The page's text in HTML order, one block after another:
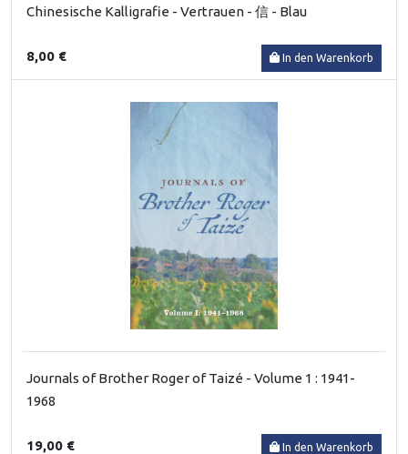
Chinesische Kalligrafie - Vertrauen - 信 - Blau
8,00 € In den Warenkorb
Journals of Brother Roger of Taizé - Volume 1 : 1941-
1968
19,00 € In den Warenkorb